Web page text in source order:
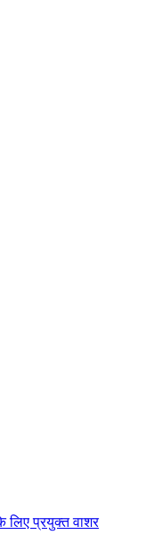
लिए प्रयुक्त वाशर